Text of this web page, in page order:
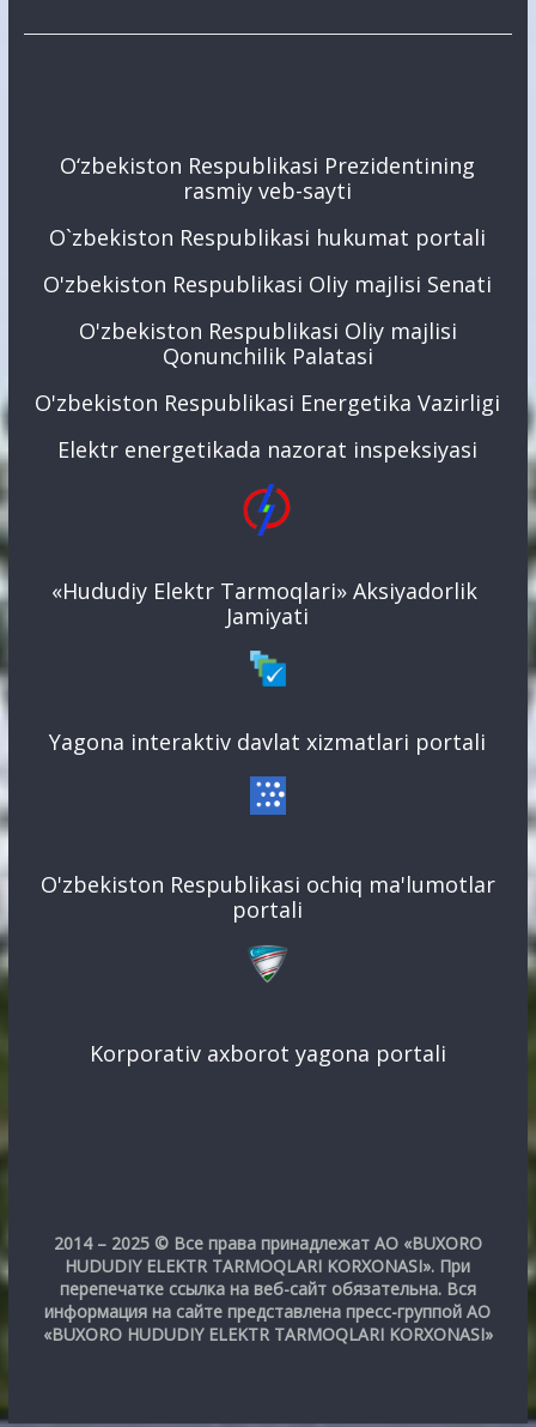
O‘zbekiston Respublikasi Prezidentining
rasmiy veb-sayti
O`zbekiston Respublikasi hukumat portali
O'zbekiston Respublikasi Oliy majlisi Senati
O'zbekiston Respublikasi Oliy majlisi
Qonunchilik Palatasi
O'zbekiston Respublikasi Energetika Vazirligi
Elektr energetikada nazorat inspeksiyasi
«Hududiy Elektr Tarmoqlari» Aksiyadorlik
Jamiyati
Yagona interaktiv davlat xizmatlari portali
O'zbekiston Respublikasi ochiq ma'lumotlar
portali
Korporativ axborot yagona portali
2014 – 2025 © Все права принадлежат АО «BUXORO
HUDUDIY ELEKTR TARMOQLARI KORXONASI». При
перепечатке ссылка на веб-сайт обязательна. Вся
информация на сайте представлена пресс-группой АО
«BUXORO HUDUDIY ELEKTR TARMOQLARI KORXONASI»